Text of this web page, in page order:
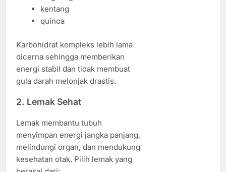
kentang
quinoa
Karbohidrat kompleks lebih lama
dicerna sehingga memberikan
energi stabil dan tidak membuat
gula darah melonjak drastis.
2. Lemak Sehat
Lemak membantu tubuh
menyimpan energi jangka panjang,
melindungi organ, dan mendukung
kesehatan otak. Pilih lemak yang